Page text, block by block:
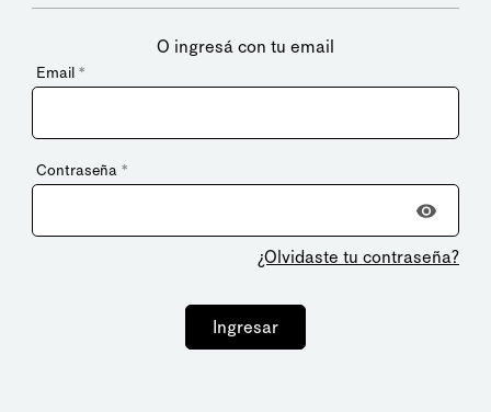
O ingresá con tu email
Email *
Contraseña *
¿Olvidaste tu contraseña?
Ingresar